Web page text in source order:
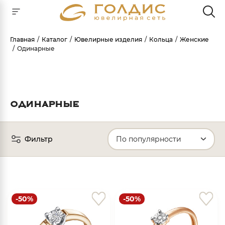
Главная Каталог Ювелирные изделия Кольца
Женские
Одинарные
ОДИНАРНЫЕ
Фильтр
-50% -50%
Для клиентов всех банков
ОПЛАТУНА ЧАСТИ
ГРАФИК ПЛАТЕЖЕЙ
25%